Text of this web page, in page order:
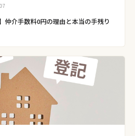
仲介手数料0円の理由と本当の手残り